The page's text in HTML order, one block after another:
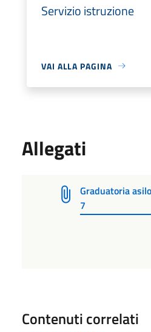
Servizio istruzione
VAI ALLA PAGINA
Allegati
Graduatoria
7
Contenuti correlati